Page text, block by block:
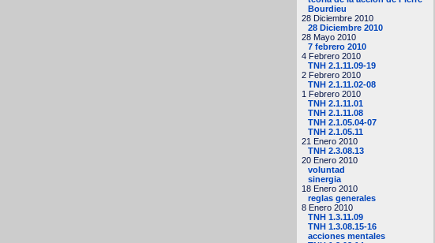
Bourdieu
28 Diciembre 2010
28 Diciembre 2010
28 Mayo 2010
7 febrero 2010
4 Febrero 2010
TNH 2.1.11.09-19
2 Febrero 2010
TNH 2.1.11.02-08
1 Febrero 2010
TNH 2.1.11.01
TNH 2.1.11.08
TNH 2.1.05.04-07
TNH 2.1.05.11
21 Enero 2010
TNH 2.3.08.13
20 Enero 2010
voluntad
sinergia
18 Enero 2010
reglas generales
8 Enero 2010
TNH 1.3.11.09
TNH 1.3.08.15-16
acciones mentales